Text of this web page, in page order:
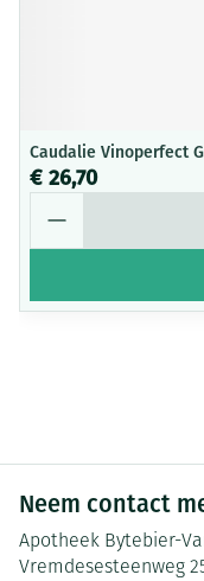
Caudalie Vinoperfect
€ 26,70
Neem contact
Apotheek Bytebier-
Vremdesesteenweg